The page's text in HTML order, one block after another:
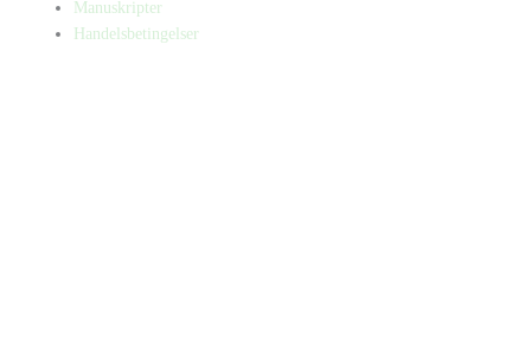
Manuskripter
Handelsbetingelser